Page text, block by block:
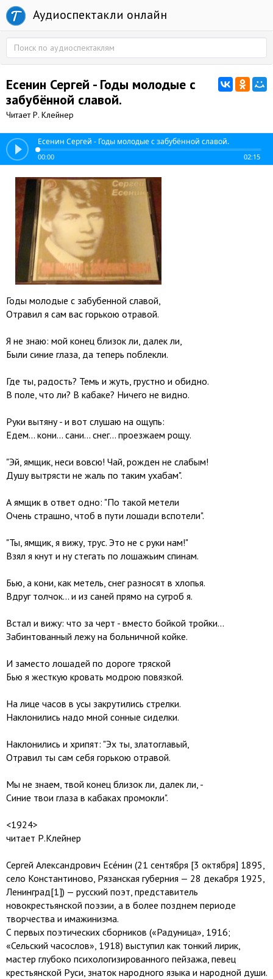
Аудиоспектакли онлайн
Есенин Сергей - Годы молодые с
забубённой славой.
Читает Р. Клейнер
Есенин Сергей - Годы молодые с забубённой славой.
00:00 02:15
Годы молодые с забубенной славой,
Отравил я сам вас горькою отравой.
Я не знаю: мой конец близок ли, далек ли,
Были синие глаза, да теперь поблекли.
Где ты, радость? Темь и жуть, грустно и обидно.
В поле, что ли? В кабаке? Ничего не видно.
Руки вытяну - и вот слушаю на ощупь:
Едем... кони... сани... снег... проезжаем рощу.
"Эй, ямщик, неси вовсю! Чай, рожден не слабым!
Душу вытрясти не жаль по таким ухабам".
А ямщик в ответ одно: "По такой метели
Очень страшно, чтоб в пути лошади вспотели".
"Ты, ямщик, я вижу, трус. Это не с руки нам!"
Взял я кнут и ну стегать по лошажьим спинам.
Бью, а кони, как метель, снег разносят в хлопья.
Вдруг толчок... и из саней прямо на сугроб я.
Встал и вижу: что за черт - вместо бойкой тройки...
Забинтованный лежу на больничной койке.
И заместо лошадей по дороге тряской
Бью я жесткую кровать модрою повязкой.
На лице часов в усы закрутились стрелки.
Наклонились надо мной сонные сиделки.
Наклонились и хрипят: "Эх ты, златоглавый,
Отравил ты сам себя горькою отравой.
Мы не знаем, твой конец близок ли, далек ли, -
Синие твои глаза в кабаках промокли".
<1924>
читает Р.Клейнер
Сергей Александрович Есе́нин (21 сентября [3 октября] 1895,
село Константиново, Рязанская губерния — 28 декабря 1925,
Ленинград[1]) — русский поэт, представитель
новокрестьянской поэзии, а в более позднем периоде
творчества и имажинизма.
С первых поэтических сборников («Радуница», 1916;
«Сельский часослов», 1918) выступил как тонкий лирик,
мастер глубоко психологизированного пейзажа, певец
крестьянской Руси, знаток народного языка и народной души.